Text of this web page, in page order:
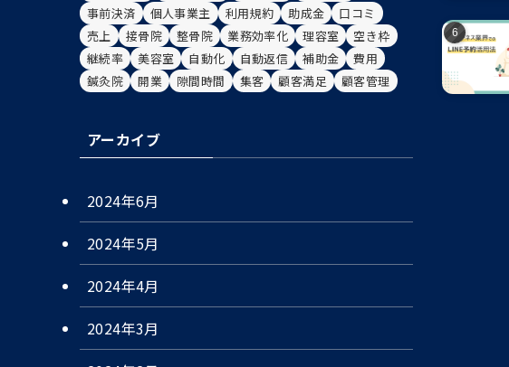
事前決済
個人事業主 利用規約 助成金
口コミ
売上
接骨院 整骨院 業務効率化 理容室
空き枠
継続率
美容室 自動化 自動返信 補助金
費用
鍼灸院
開業 隙間時間 集客 顧客満足 顧客管理
アーカイブ
2024年6月
2024年5月
2024年4月
2024年3月